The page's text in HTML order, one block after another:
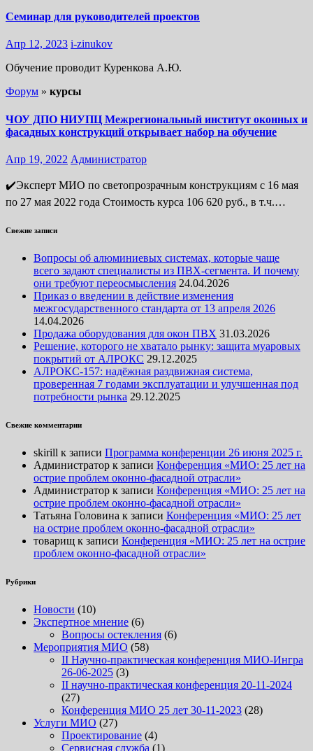
Семинар для руководителей проектов
Апр 12, 2023 i-zinukov
Обучение проводит Куренкова А.Ю.
Форум » курсы
ЧОУ ДПО НИУПЦ Межрегиональный институт оконных и
фасадных конструкций открывает набор на обучение
Апр 19, 2022 Администратор
✔️Эксперт МИО по светопрозрачным конструкциям с 16 мая
по 27 мая 2022 года Стоимость курса 106 620 руб., в т.ч.…
Свежие записи
Вопросы об алюминиевых системах, которые чаще
всего задают специалисты из ПВХ-сегмента. И почему
они требуют переосмысления 24.04.2026
Приказ о введении в действие изменения
межгосударственного стандарта от 13 апреля 2026
14.04.2026
Продажа оборудования для окон ПВХ 31.03.2026
Решение, которого не хватало рынку: защита муаровых
покрытий от АЛРОКС 29.12.2025
АЛРОКС-157: надёжная раздвижная система,
проверенная 7 годами эксплуатации и улучшенная под
потребности рынка 29.12.2025
Свежие комментарии
skirill к записи Программа конференции 26 июня 2025 г.
Администратор к записи Конференция «МИО: 25 лет на
острие проблем оконно-фасадной отрасли»
Администратор к записи Конференция «МИО: 25 лет на
острие проблем оконно-фасадной отрасли»
Татьяна Головина к записи Конференция «МИО: 25 лет
на острие проблем оконно-фасадной отрасли»
товарищ к записи Конференция «МИО: 25 лет на острие
проблем оконно-фасадной отрасли»
Рубрики
Новости (10)
Экспертное мнение (6)
Вопросы остекления (6)
Мероприятия МИО (58)
II Научно-практическая конференция МИО-Ингра
26-06-2025 (3)
II научно-практическая конференция 20-11-2024
(27)
Конференция МИО 25 лет 30-11-2023 (28)
Услуги МИО (27)
Проектирование (4)
Сервисная служба (1)